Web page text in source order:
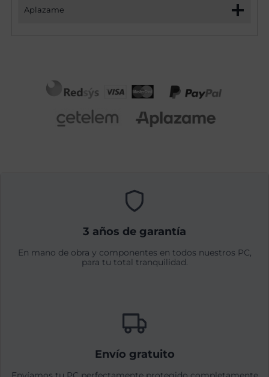
Aplazame
3 años de garantía
En mano de obra y componentes en todos nuestros PC,
para tu total tranquilidad.
Envío gratuito